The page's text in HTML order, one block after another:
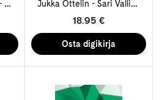
Sari Kuohukoski Tiina Stara
Jukka Ottelin Sari Vallineva
18.95 €